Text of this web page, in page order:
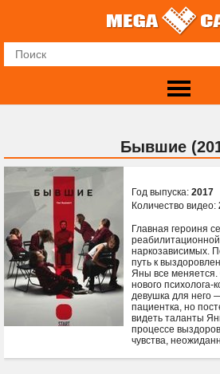
Бывшие
Год выпуска: 2017
Количество видео:
Главная героиня
реабилитационной
наркозависимых.
путь к
Яны все
нового психолога-
девушка для него
пациентка, но
видеть таланты
процессе
чувства,